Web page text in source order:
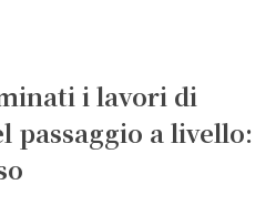
i lavori di
passaggio a livello: